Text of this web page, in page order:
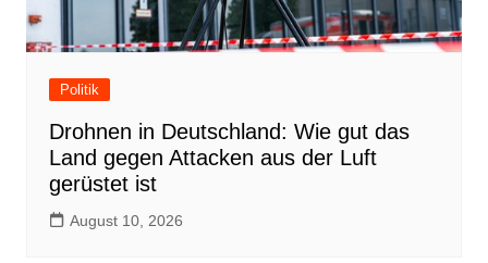
Politik
Drohnen in Deutschland: Wie gut das
Land gegen Attacken aus der Luft
gerüstet ist
August 10, 2026